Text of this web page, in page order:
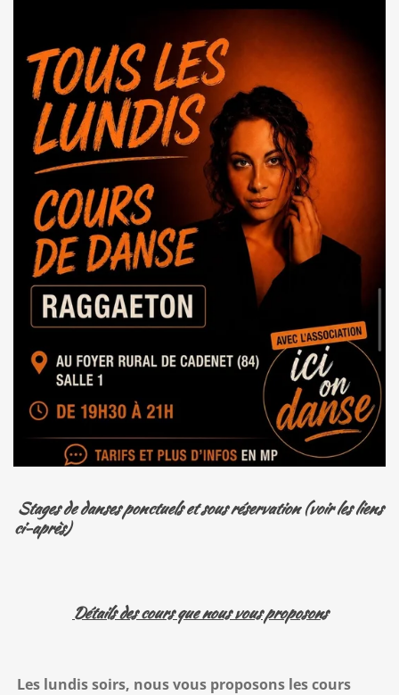
Stages de danses ponctuels et sous réservation (voir les liens
ci-après)
Détails des cours que nous vous proposons
Les lundis soirs, nous vous proposons les cours